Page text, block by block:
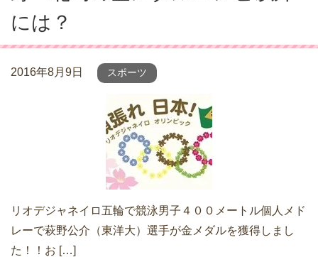
には？
2016年8月9日 スポーツ
リオデジャネイロ五輪で競泳男子４００メートル個人メド
レーで萩野公介（東洋大）選手が金メダルを獲得しまし
た！！お […]